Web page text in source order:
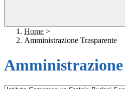
Home >
Amministrazione Trasparente